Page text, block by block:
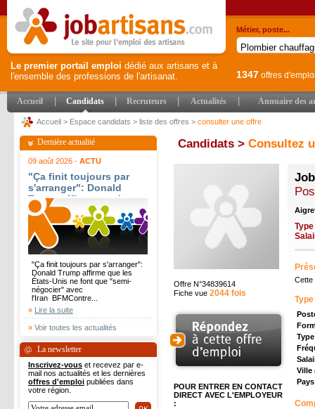
Le premier portail emploi dédié aux artisans et à
l'ensemble des professions de l'artisanat.
Métier, poste...
1347 offres
Accueil Candidats Recruteurs Actualités Annuaire des
Accueil > Espace candidats > liste des offres > consulter une offre
Dernière actualité
09 août 2026 - ACTU
"Ça finit toujours par
s'arranger": Donald
Trump affirme que les
États-Unis ne font que
"semi-négocier" avec
l'Iran - BFM
"Ça finit toujours par s'arranger":
Donald Trump affirme que les
États-Unis ne font que "semi-
négocier" avec
l'Iran BFMContre...
» Lire la suite
» Voir toutes les actualités
La newsletter
Inscrivez-vous et recevez par e-
mail nos actualités et les dernières
offres d'emploi publiées dans
votre région.
Candidats > Consultez
Offre N°34839614
Fiche vue 2044 fois
POUR ENTRER EN CONTACT
DIRECT AVEC L'EMPLOYEUR
:
Cette
Ville